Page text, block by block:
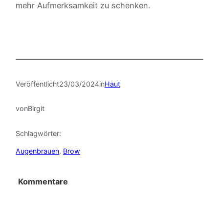
mehr Aufmerksamkeit zu schenken.
Veröffentlicht23/03/2024inHaut
vonBirgit
Schlagwörter:
Augenbrauen, Brow
Kommentare